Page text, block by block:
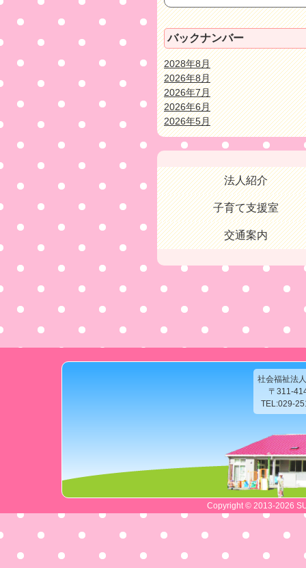
バックナンバー
2028年8月
2026年8月
2026年7月
2026年6月
2026年5月
法人紹介
子育て支援室
交通案内
社会福祉法
〒311-
TEL:029-
Copyright © 2013-2026